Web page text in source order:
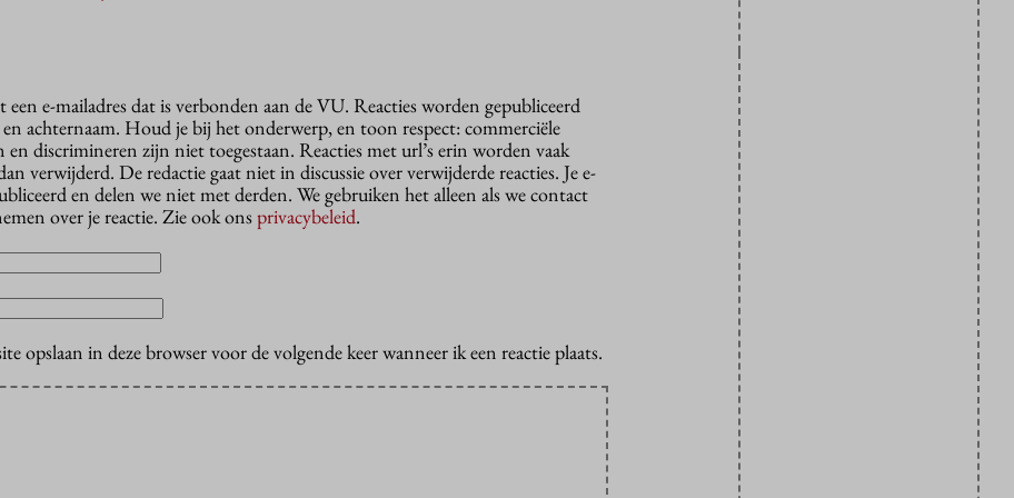
e-mailadres dat is verbonden aan de VU. Reacties worden gepubliceerd
achternaam. Houd je bij het onderwerp, en toon respect: commerciële
en discrimineren zijn niet toegestaan. Reacties met url’s erin worden vaak
verwijderd. De redactie gaat niet in discussie over verwijderde reacties. Je e-
en delen we niet met derden. We gebruiken het alleen als we contact
over je reactie. Zie ook onsprivacybeleid.
opslaan in deze browser voor de volgende keer wanneer ik een reactie plaats.